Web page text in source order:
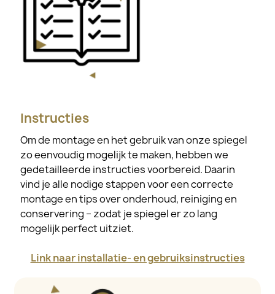
Instructies
Om de montage en het gebruik van onze spiegel
zo eenvoudig mogelijk te maken, hebben we
gedetailleerde instructies voorbereid. Daarin
vind je alle nodige stappen voor een correcte
montage en tips over onderhoud, reiniging en
conservering – zodat je spiegel er zo lang
mogelijk perfect uitziet.
Link naar installatie- en gebruiksinstructies